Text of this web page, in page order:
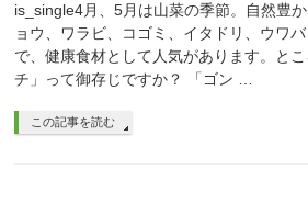
is_single4月、5月は山菜の季節。自然豊
ョウ、ワラビ、コゴミ、イタドリ、ウワ
で、健康食材として人気があります。と
チ」って御存じですか？ 「ゴン …
この記事を読む